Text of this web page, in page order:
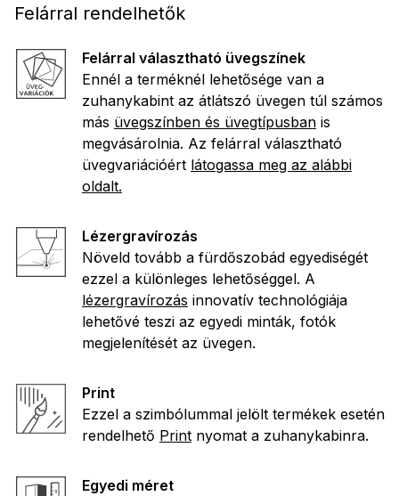
Felárral rendelhetők
Felárral választható üvegszínek
Ennél a terméknél lehetősége van a
zuhanykabint az átlátszó üvegen túl számos
más üvegszínben és üvegtípusban is
megvásárolnia. Az felárral választható
üvegvariációért látogassa meg az alábbi
oldalt.
Lézergravírozás
Növeld tovább a fürdőszobád egyediségét
ezzel a különleges lehetőséggel. A
lézergravírozás innovatív technológiája
lehetővé teszi az egyedi minták, fotók
megjelenítését az üvegen.
Print
Ezzel a szimbólummal jelölt termékek esetén
rendelhető Print nyomat a zuhanykabinra.
Egyedi méret